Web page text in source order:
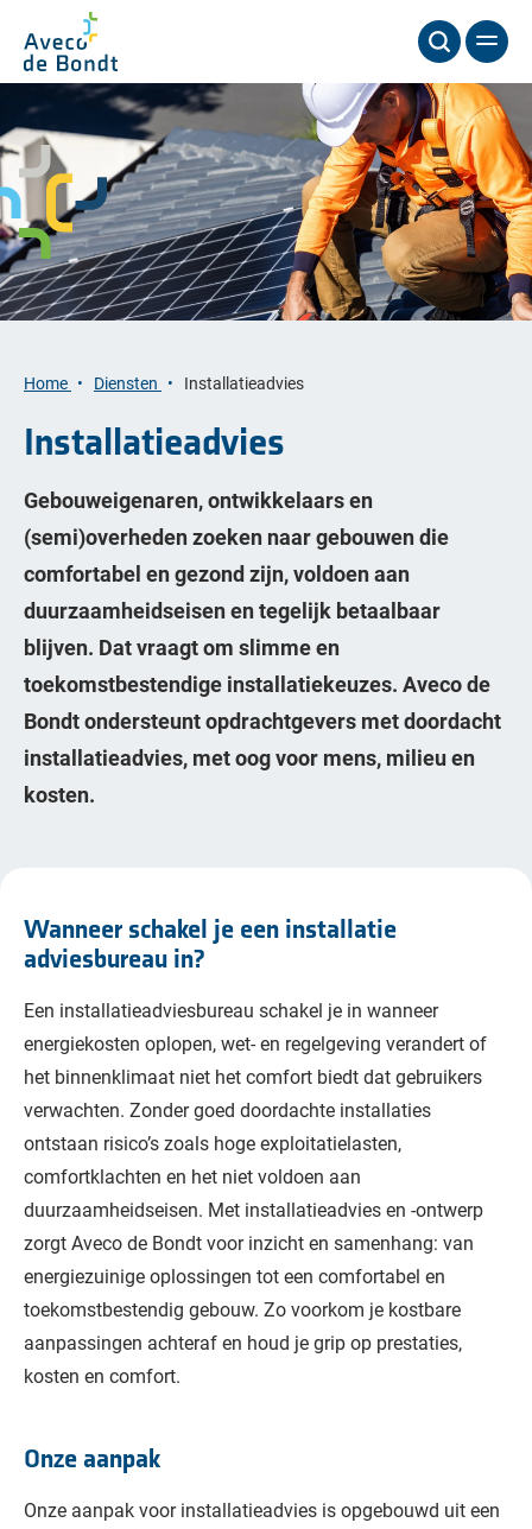
Home Diensten Installatieadvies
Installatieadvies
Gebouweigenaren, ontwikkelaars en
(semi)overheden zoeken naar gebouwen die
comfortabel en gezond zijn, voldoen aan
duurzaamheidseisen en tegelijk betaalbaar
blijven. Dat vraagt om slimme en
toekomstbestendige installatiekeuzes. Aveco de
Bondt ondersteunt opdrachtgevers met doordacht
installatieadvies, met oog voor mens, milieu en
kosten.
Wanneer schakel je een installatie
adviesbureau in?
Een installatieadviesbureau schakel je in wanneer
energiekosten oplopen, wet- en regelgeving verandert of
het binnenklimaat niet het comfort biedt dat gebruikers
verwachten. Zonder goed doordachte installaties
ontstaan risico’s zoals hoge exploitatielasten,
comfortklachten en het niet voldoen aan
duurzaamheidseisen. Met installatieadvies en -ontwerp
zorgt Aveco de Bondt voor inzicht en samenhang: van
energiezuinige oplossingen tot een comfortabel en
toekomstbestendig gebouw. Zo voorkom je kostbare
aanpassingen achteraf en houd je grip op prestaties,
kosten en comfort.
Onze aanpak
Onze aanpak voor installatieadvies is opgebouwd uit een